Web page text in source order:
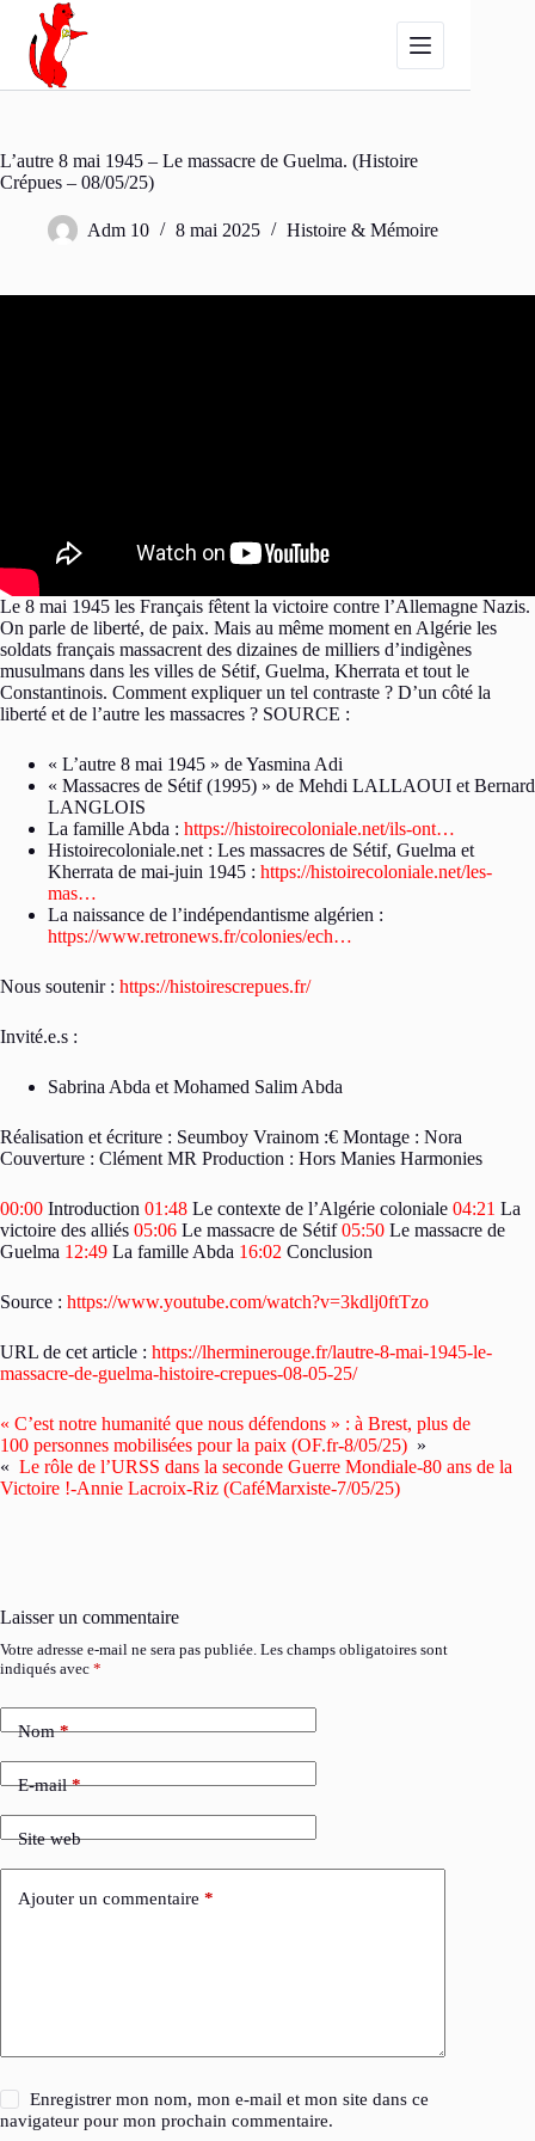
Passer
contenu
L’autre 8 mai 1945 – Le massacre de Guelma. (Histoire
Crépues – 08/05/25)
Adm 10 8 mai 2025 Histoire & Mémoire
Le 8 mai 1945 les Français fêtent la victoire contre l’Allemagne Nazis.
On parle de liberté, de paix. Mais au même moment en Algérie les
soldats français massacrent des dizaines de milliers d’indigènes
musulmans dans les villes de Sétif, Guelma, Kherrata et tout le
Constantinois. Comment expliquer un tel contraste ? D’un côté la
liberté et de l’autre les massacres ? SOURCE :
« L’autre 8 mai 1945 » de Yasmina Adi
« Massacres de Sétif (1995) » de Mehdi LALLAOUI et Bernard
LANGLOIS
La famille Abda : https://histoirecoloniale.net/ils-ont…
Histoirecoloniale.net : Les massacres de Sétif, Guelma et
Kherrata de mai-juin 1945 : https://histoirecoloniale.net/les-
mas…
La naissance de l’indépendantisme algérien :
https://www.retronews.fr/colonies/ech…
Nous soutenir : https://histoirescrepues.fr/
Invité.e.s :
Sabrina Abda et Mohamed Salim Abda
Réalisation et écriture : Seumboy Vrainom :€ Montage : Nora
Couverture : Clément MR Production : Hors Manies Harmonies
00:00 Introduction 01:48 Le contexte de l’Algérie coloniale 04:21 La
victoire des alliés 05:06 Le massacre de Sétif05:50 Le massacre de
Guelma 12:49 La famille Abda 16:02 Conclusion
Source : https://www.youtube.com/watch?v=3kdlj0ftTzo
URL de cet article : https://lherminerouge.fr/lautre-8-mai-1945-le-
massacre-de-guelma-histoire-crepues-08-05-25/
« C’est notre humanité que nous défendons » : à Brest, plus de
100 personnes mobilisées pour la paix (OF.fr-8/05/25) »
« Le rôle de l’URSS dans la seconde Guerre Mondiale-80 ans de la
Victoire !-Annie Lacroix-Riz (CaféMarxiste-7/05/25)
Laisser un commentaire
Votre adresse e-mail ne sera pas publiée. Les champs obligatoires sont
indiqués avec *
Nom*
E-mail*
Site web
Ajouter un commentaire *
Enregistrer mon nom, mon e-mail et mon site dans ce
navigateur pour mon prochain commentaire.